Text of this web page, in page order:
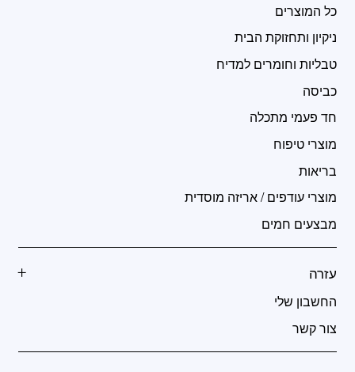
כל המוצרים
ניקיון ותחזוקת הבית
טבליות וחומרים למדיח
כביסה
חד פעמי מתכלה
מוצרי טיפוח
בריאות
מוצרי עודפים / אריזה מוסדית
מבצעים חמים
עזרה
החשבון שלי
צור קשר